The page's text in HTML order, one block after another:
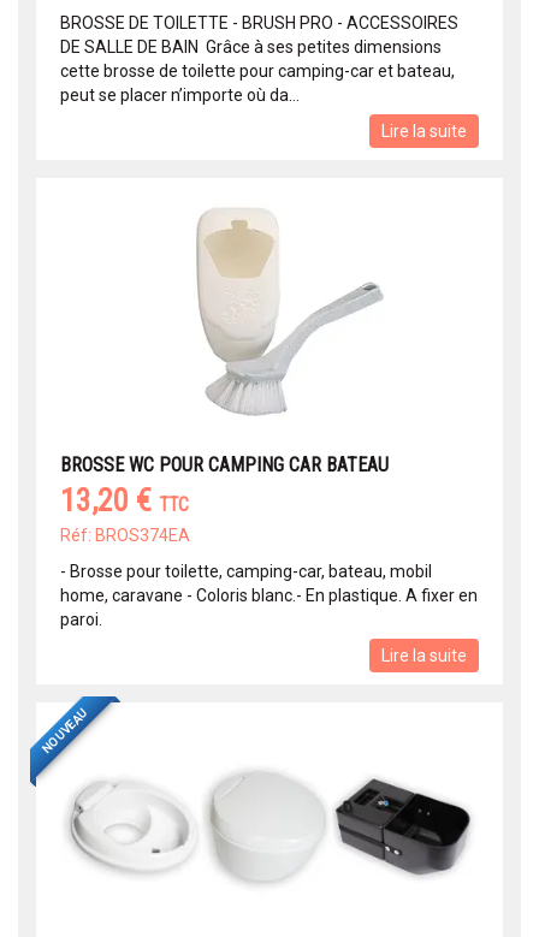
BROSSE DE TOILETTE - BRUSH PRO - ACCESSOIRES
DE SALLE DE BAIN Grâce à ses petites dimensions
cette brosse de toilette pour camping-car et bateau,
peut se placer n’importe où da...
Lire la suite
BROSSE WC POUR CAMPING CAR BATEAU
13,20 € TTC
Réf: BROS374EA
- Brosse pour toilette, camping-car, bateau, mobil
home, caravane - Coloris blanc.- En plastique. A fixer en
paroi.
Lire la suite
NOUVEAU